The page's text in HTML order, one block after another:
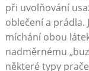
při uvolňování
‍oblečení⁤ a prádla.
míchání obou
nadměrnému
některé typy